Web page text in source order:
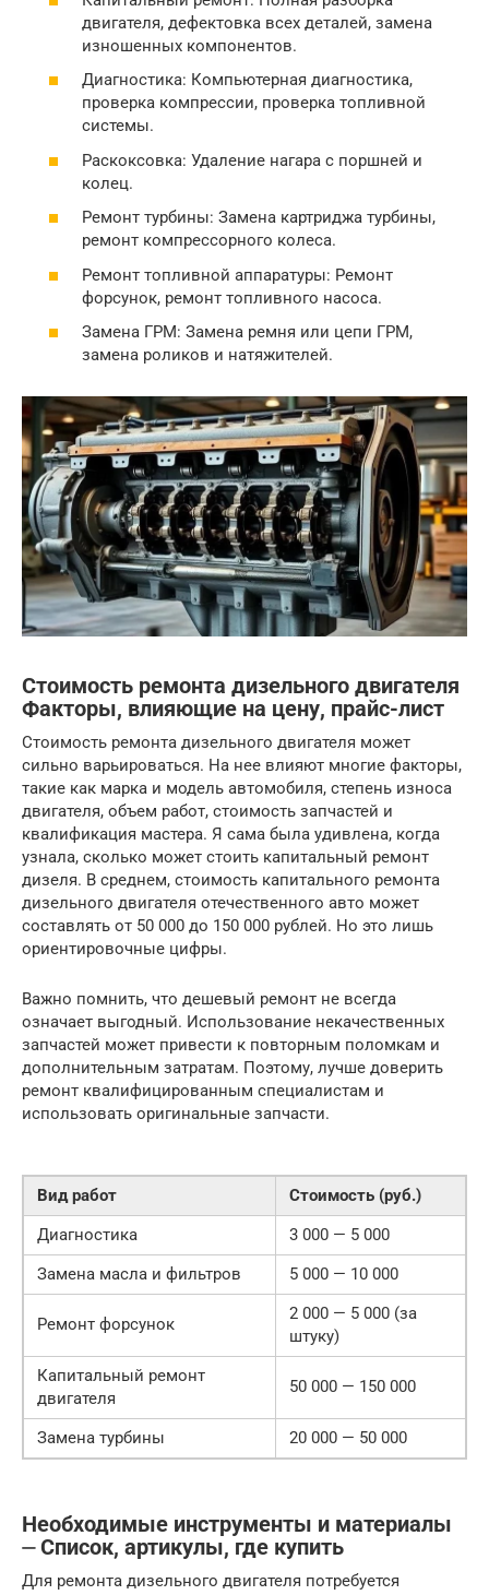
двигателя, дефектовка всех деталей, замена
изношенных компонентов.
Диагностика: Компьютерная диагностика,
проверка компрессии, проверка топливной
системы.
Раскоксовка: Удаление нагара с поршней и
колец.
Ремонт турбины: Замена картриджа турбины,
ремонт компрессорного колеса.
Ремонт топливной аппаратуры: Ремонт
форсунок, ремонт топливного насоса.
Замена ГРМ: Замена ремня или цепи ГРМ,
замена роликов и натяжителей.
Стоимость ремонта дизельного двигателя
Факторы, влияющие на цену, прайс-лист
Стоимость ремонта дизельного двигателя может
сильно варьироваться. На нее влияют многие факторы,
такие как марка и модель автомобиля, степень износа
двигателя, объем работ, стоимость запчастей и
квалификация мастера. Я сама была удивлена, когда
узнала, сколько может стоить капитальный ремонт
дизеля. В среднем, стоимость капитального ремонта
дизельного двигателя отечественного авто может
составлять от 50 000 до 150 000 рублей. Но это лишь
ориентировочные цифры.
Важно помнить, что дешевый ремонт не всегда
означает выгодный. Использование некачественных
запчастей может привести к повторным поломкам и
дополнительным затратам. Поэтому, лучше доверить
ремонт квалифицированным специалистам и
использовать оригинальные запчасти.
Вид работ
Стоимость (руб.)
Диагностика
3 000 — 5 000
Замена масла и фильтров
5 000 — 10 000
Ремонт форсунок
2 000 — 5 000 (за
штуку)
Капитальный ремонт
двигателя
50 000 — 150 000
Замена турбины 20 000 — 50 000
Необходимые инструменты и материалы
⏤ Список, артикулы, где купить
Для ремонта дизельного двигателя потребуется